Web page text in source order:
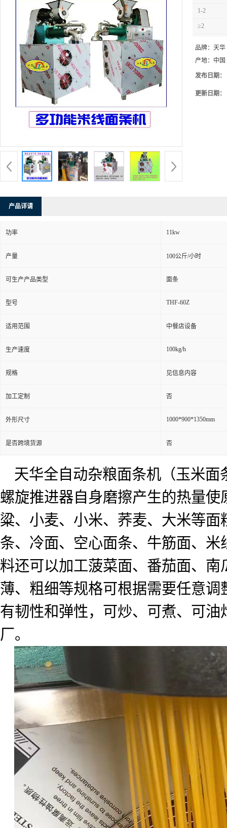
1-2
≥2
品牌： 天华
产地： 中国
发布日期：
更新日期：
产品详请
功率 11kw
产量 100公斤/小时
可生产产品类型 面条
型号 THF-60Z
适用范围 中餐店设备
生产速度 100kg/h
规格 见信息内容
加工定制 否
外形尺寸 1000*900*1350mm
是否跨境货源 否
天华全自动杂粮面条机（玉米
螺旋推进器自身磨擦产生的热量
粱、小麦、小米、荞麦、大米等
条、冷面、空心面条、牛筋面、
料还可以加工菠菜面、番茄面、
薄、粗细等规格可根据需要任意
有韧性和弹性，可炒、可煮、可
厂。